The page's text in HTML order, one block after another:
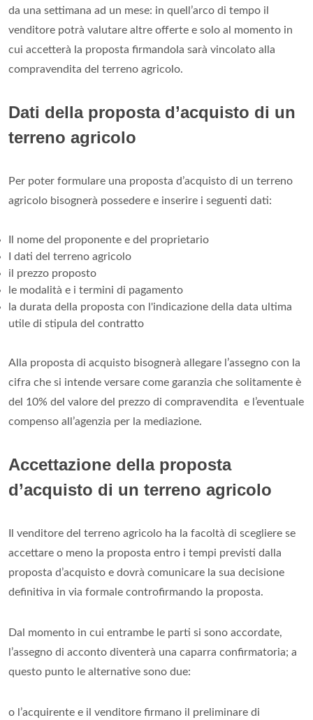
da una settimana ad un mese: in quell’arco di tempo il
venditore potrà valutare altre offerte e solo al momento in
cui accetterà la proposta firmandola sarà vincolato alla
compravendita del terreno agricolo.
Dati della proposta d’acquisto di un
terreno agricolo
Per poter formulare una proposta d’acquisto di un terreno
agricolo bisognerà possedere e inserire i seguenti dati:
Il nome del proponente e del proprietario
I dati del terreno agricolo
il prezzo proposto
le modalità e i termini di pagamento
la durata della proposta con l'indicazione della data ultima
utile di stipula del contratto
Alla proposta di acquisto bisognerà allegare l’assegno con la
cifra che si intende versare come garanzia che solitamente è
del 10% del valore del prezzo di compravendita e l’eventuale
compenso all’agenzia per la mediazione.
Accettazione della proposta
d’acquisto di un terreno agricolo
Il venditore del terreno agricolo ha la facoltà di scegliere se
accettare o meno la proposta entro i tempi previsti dalla
proposta d’acquisto e dovrà comunicare la sua decisione
definitiva in via formale controfirmando la proposta.
Dal momento in cui entrambe le parti si sono accordate,
l’assegno di acconto diventerà una caparra confirmatoria; a
questo punto le alternative sono due:
o l’acquirente e il venditore firmano il preliminare di